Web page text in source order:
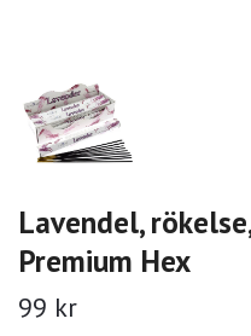
Lavendel,
Premium Hex
99 kr